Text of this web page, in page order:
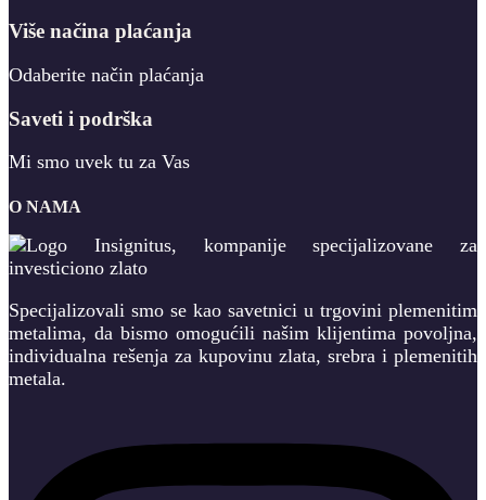
Više načina plaćanja
Odaberite način plaćanja
Saveti i podrška
Mi smo uvek tu za Vas
O NAMA
Specijalizovali smo se kao savetnici u trgovini plemenitim
metalima, da bismo omogućili našim klijentima povoljna,
individualna rešenja za kupovinu zlata, srebra i plemenitih
metala.